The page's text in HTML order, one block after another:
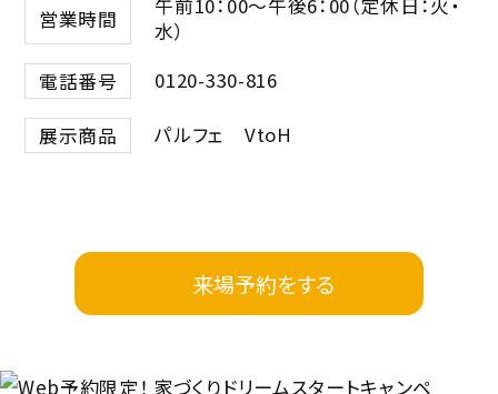
営業時間
水）
電話番号
0120-330-816
展示商品 パルフェ VtoH
来場予約をする